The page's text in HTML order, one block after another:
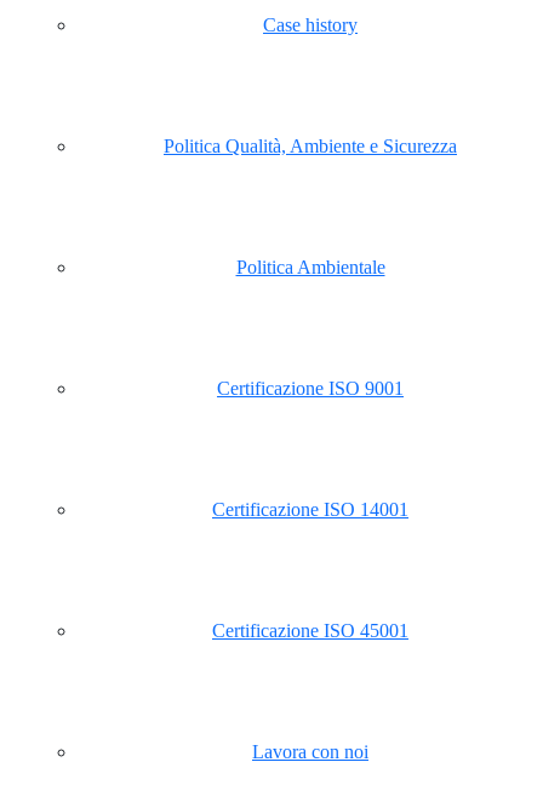
Case history
Politica Qualità, Ambiente e Sicurezza
Politica Ambientale
Certificazione ISO 9001
Certificazione ISO 14001
Certificazione ISO 45001
Lavora con noi